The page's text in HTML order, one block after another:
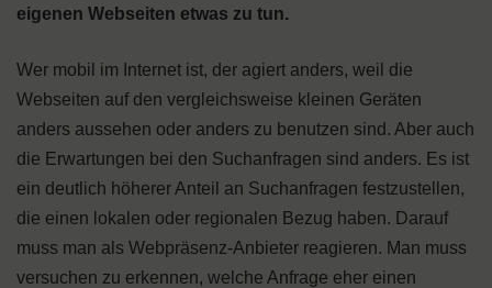
eigenen Webseiten etwas zu tun.
Wer mobil im Internet ist, der agiert anders, weil die
Webseiten auf den vergleichsweise kleinen Geräten
anders aussehen oder anders zu benutzen sind. Aber auch
die Erwartungen bei den Suchanfragen sind anders. Es ist
ein deutlich höherer Anteil an Suchanfragen festzustellen,
die einen lokalen oder regionalen Bezug haben. Darauf
muss man als Webpräsenz-Anbieter reagieren. Man muss
versuchen zu erkennen, welche Anfrage eher einen